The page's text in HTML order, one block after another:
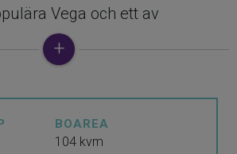
Vega och ett av
bästa lägen! Entréplan
kök från HTH med utgång
och nedsänkt pool.
BOAREA
104 kvm